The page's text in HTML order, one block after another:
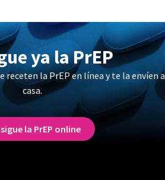
ya la PrEP
receten la PrEP en línea y te la envíen a
casa.
la PrEP online